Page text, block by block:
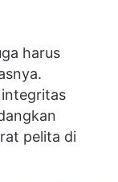
harus
pelita di